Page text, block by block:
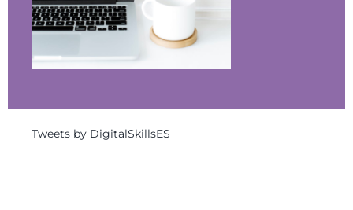
Tweets by DigitalSkillsES